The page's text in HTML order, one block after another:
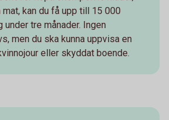
kan du få upp till 15 000
under tre månader. Ingen
men du ska kunna uppvisa en
eller skyddat boende.